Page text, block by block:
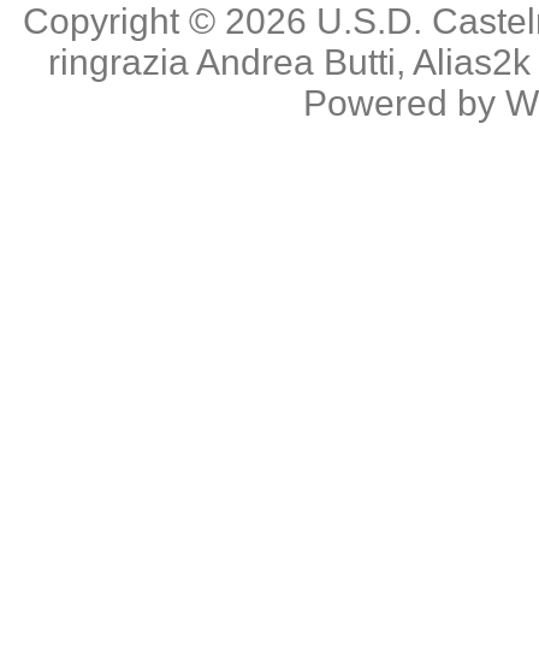
Copyright © 2026 U.S.D.
ringraziaAndrea Butti, Alias2k
Powered by